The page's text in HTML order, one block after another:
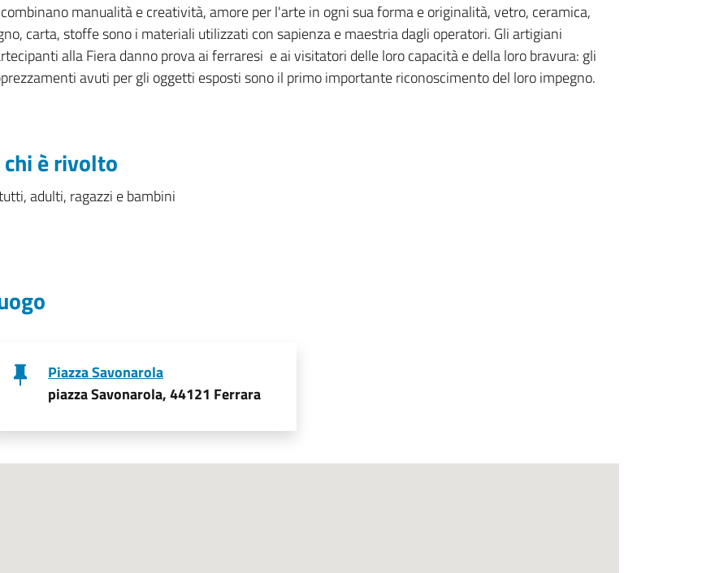
manualità e creatività, amore per l'arte in ogni sua forma e originalità, vetro, ceramica,
carta, stoffe sono i materiali utilizzati con sapienza e maestria dagli operatori. Gli artigiani
alla Fiera danno prova ai ferraresi e ai visitatori delle loro capacità e della loro bravura: gli
avuti per gli oggetti esposti sono il primo importante riconoscimento del loro impegno.
chi è rivolto
adulti, ragazzi e bambini
Piazza Savonarola
piazza Savonarola, 44121 Ferrara